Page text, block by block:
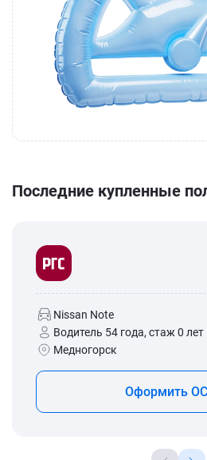
Последние купленные
Nissan Note
Водитель 54 года, стаж 0 лет
Медногорск
Оформить